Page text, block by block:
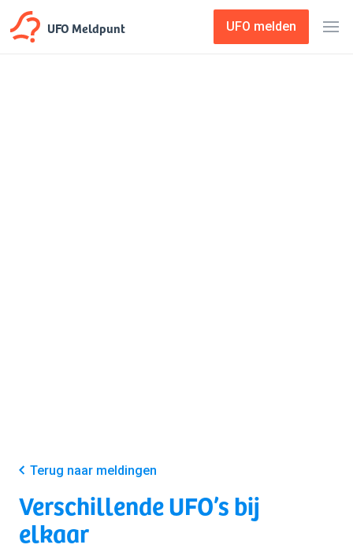
UFO Meldpunt UFO melden
Terug naar meldingen
Verschillende UFO’s bij
elkaar